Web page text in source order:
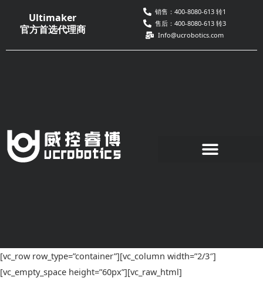
Ultimaker
官方首选代理商
销售：400-8080-613 转1
售后：400-8080-613 转3
Info@ucrobotics.com
[vc_row row_type=”container”][vc_column width=”2/3″]
[vc_empty_space height=”60px”][vc_raw_html]